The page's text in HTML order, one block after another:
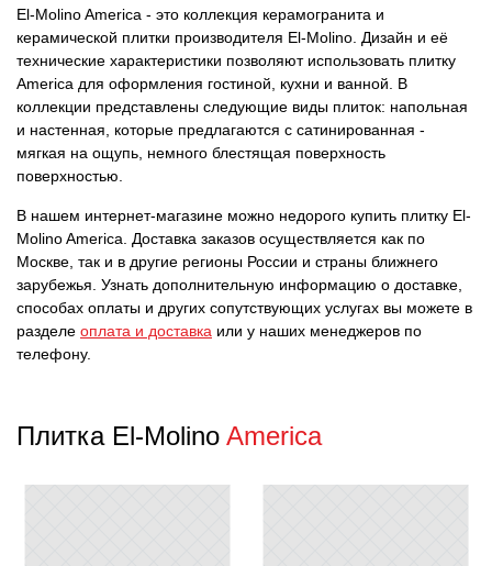
El-Molino America - это коллекция керамогранита и
керамической плитки производителя El-Molino. Дизайн и её
технические характеристики позволяют использовать плитку
America для оформления гостиной, кухни и ванной. В
коллекции представлены следующие виды плиток: напольная
и настенная, которые предлагаются с сатинированная -
мягкая на ощупь, немного блестящая поверхность
поверхностью.
В нашем интернет-магазине можно недорого купить плитку El-
Molino America. Доставка заказов осуществляется как по
Москве, так и в другие регионы России и страны ближнего
зарубежья. Узнать дополнительную информацию о доставке,
способах оплаты и других сопутствующих услугах вы можете в
разделе оплата и доставка или у наших менеджеров по
телефону.
Плитка El-Molino America